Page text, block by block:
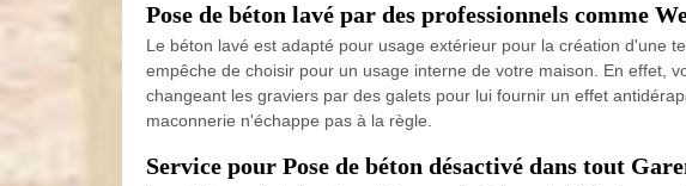
Pose de béton lavé par des professionnels comme
Le béton lavé est adapté pour usage extérieur pour la création d'une
empêche de choisir pour un usage interne de votre maison. En effet,
changeant les graviers par des galets pour lui fournir un effet
maconnerie n'échappe pas à la règle.
Service pour Pose de béton désactivé dans tout